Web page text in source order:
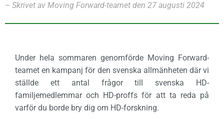
– Skrivet av Moving Forward-teamet den 27 augusti 2024
Under hela sommaren genomförde Moving Forward-
teamet en kampanj för den svenska allmänheten där vi
ställde ett antal frågor till svenska HD-
familjemedlemmar och HD-proffs för att ta reda på
varför du borde bry dig om HD-forskning.